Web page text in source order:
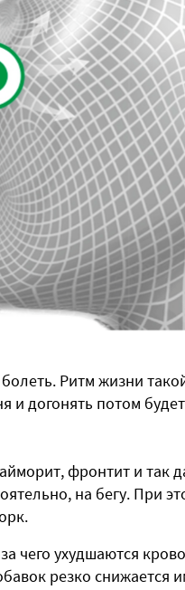
Ритм жизни
и догонять потом
фронтит и так
на бегу. При
чего ухудшаются
резко снижается